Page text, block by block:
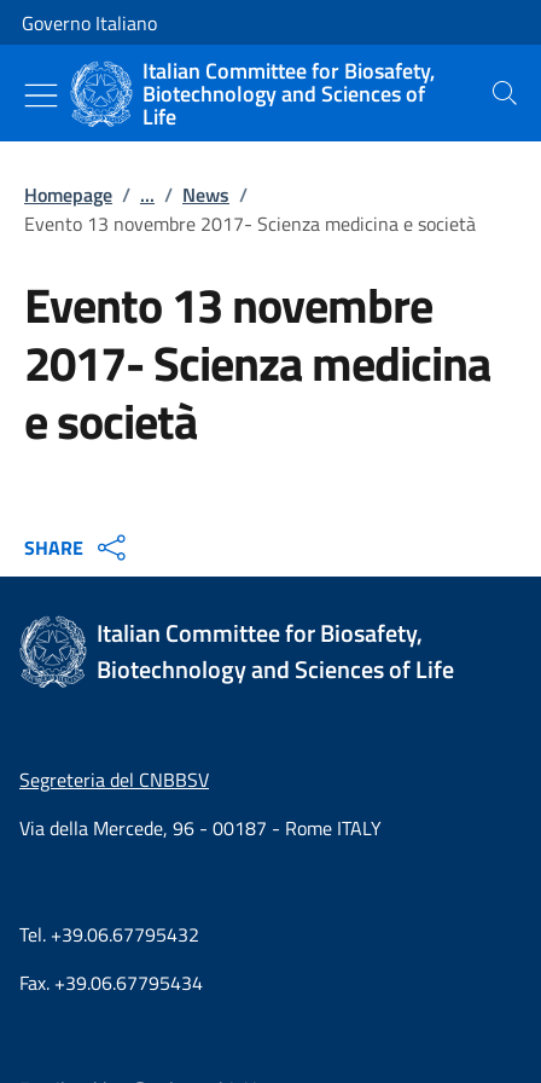
Go to main content
Go to main navigation
Governo Italiano
Italian Committee for Biosafety,
Biotechnology and Sciences of
Life Search
Homepage / ... / News /
Evento 13 novembre 2017- Scienza medicina e società
Evento 13 novembre
2017- Scienza medicina
e società
SHARE
Italian Committee for Biosafety,
Biotechnology and Sciences of Life
Segreteria del CNBBSV
Via della Mercede, 96 - 00187 - Rome ITALY
Tel. +39.06.67795432
Fax. +39.06.67795434